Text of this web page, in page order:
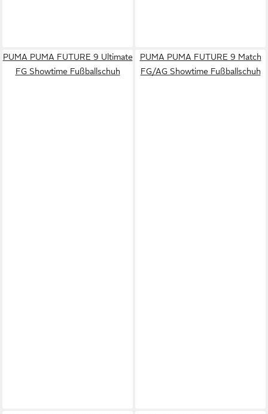
PUMA PUMA FUTURE 9 Ultimate
FG Showtime Fußballschuh
PUMA PUMA FUTURE 9 Match
FG/AG Showtime Fußballschuh